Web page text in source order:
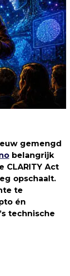
gemengd
belangrijk
CLARITY Act
opschaalt.
te
én
technische